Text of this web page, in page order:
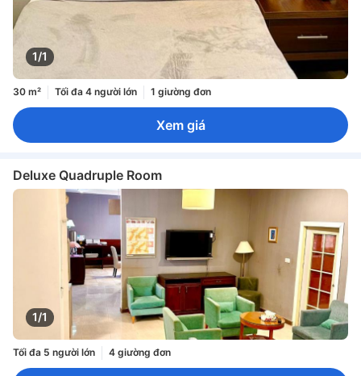
1/1
30 m² Tối đa 4 người lớn 1 giường đơn
Xem giá
Deluxe Quadruple Room
1/1
Tối đa 5 người lớn 4 giường đơn